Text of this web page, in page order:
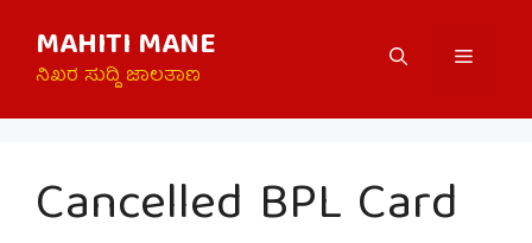
content
MAHITI MANE
ನಿಖರ ಸುದ್ದಿ ಜಾಲತಾಣ
Menu
Cancelled BPL Card